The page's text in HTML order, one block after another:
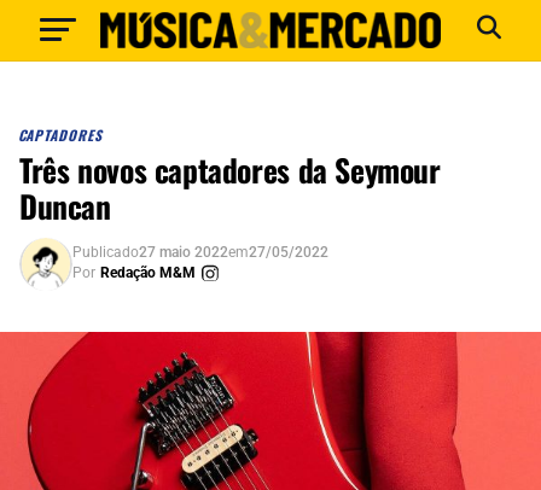
CAPTADORES
Três novos captadores da Seymour
Duncan
Publicado27 maio 2022em27/05/2022
Por Redação M&M